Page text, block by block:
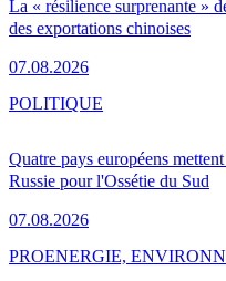
La « résilience surprenante »
des exportations chinoises
07.08.2026
Quatre pays européens
Russie pour l'Ossétie du Sud
07.08.2026
POLITIQUE
PROENERGIE,